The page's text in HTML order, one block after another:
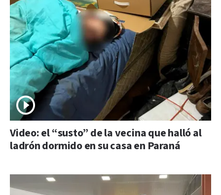
Video: el “susto” de la vecina que halló al
ladrón dormido en su casa en Paraná